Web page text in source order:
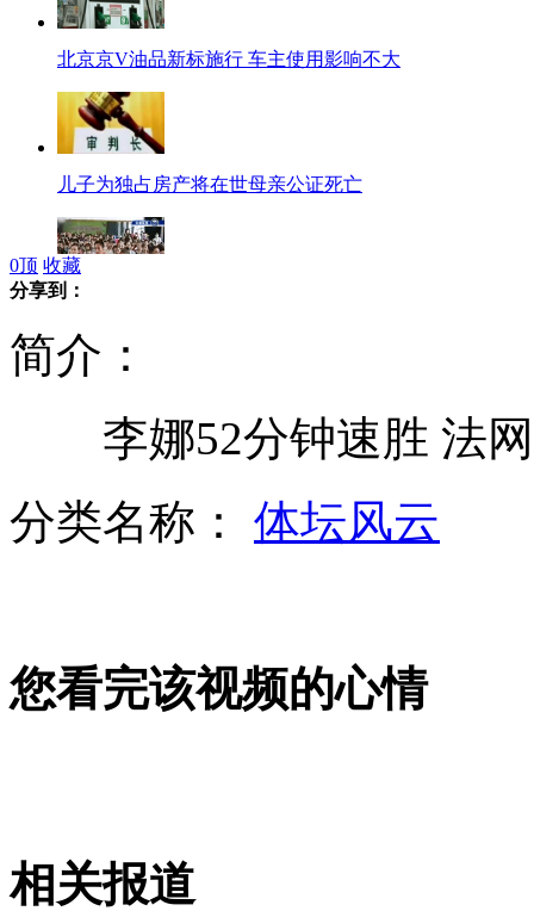
北京京V油品新标施行 车主使用影响不大
儿子为独占房产将在世母亲公证死亡
金庸杭州云松书舍无藏书 钱味重
男子误用导弹原料洗不掉变"绿巨人"
0顶 收藏
分享到：
简介：
李娜52分钟速胜 法网
分类名称： 体坛风云
您看完该视频的心情
相关报道